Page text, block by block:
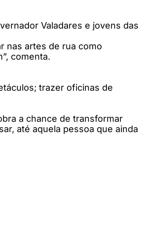
Valadares e jovens das
nas artes de rua como
comenta.
trazer oficinas de
a chance de transformar
até aquela pessoa que ainda